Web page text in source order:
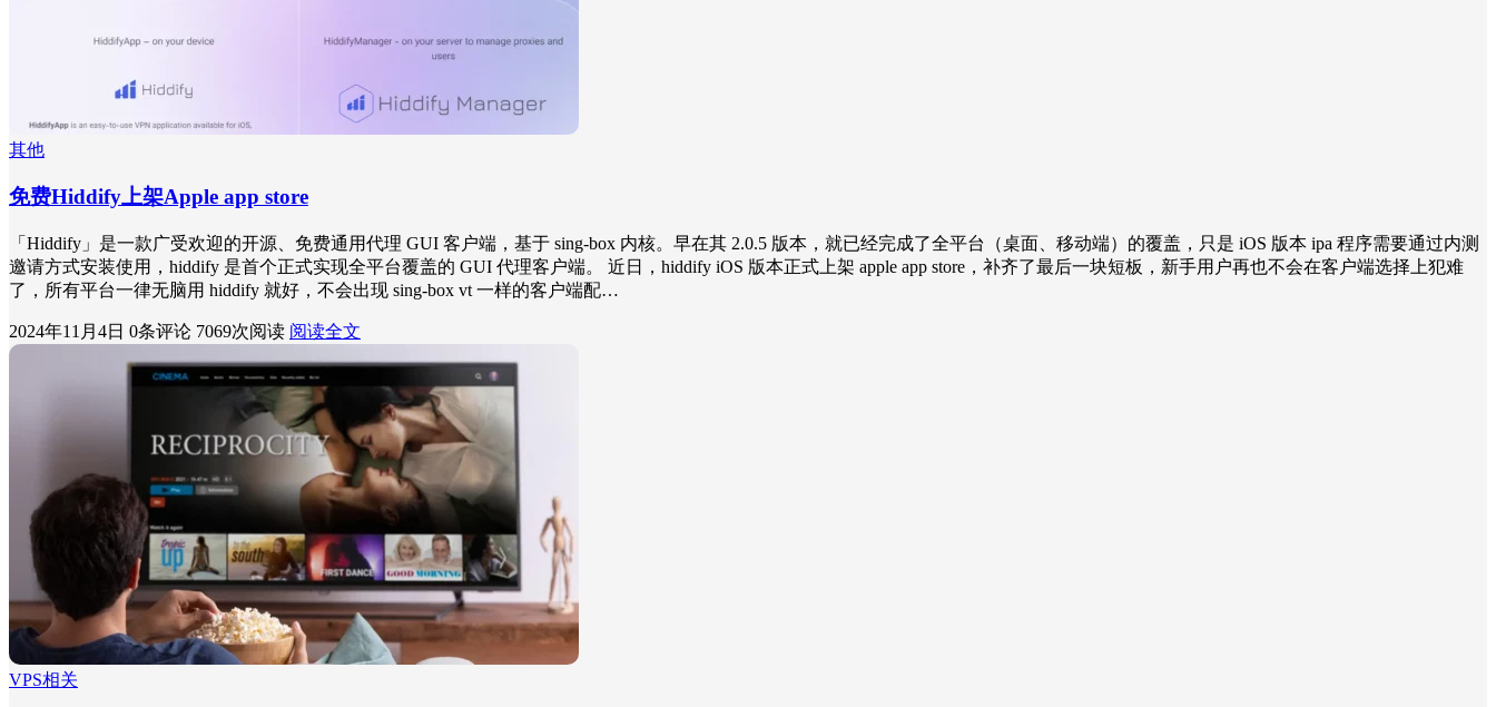
其他
免费Hiddify上架Apple app store
「Hiddify」是一款广受欢迎的开源、免费通用代理 GUI 客户端，基于 sing-box 内核。早在其 2.0.5 版本，就已经完成了全平台（桌面、移动端）的覆盖，只是 iOS 版本 ipa 程序需要通过内测
邀请方式安装使用，hiddify 是首个正式实现全平台覆盖的 GUI 代理客户端。 近日，hiddify iOS 版本正式上架 apple app store，补齐了最后一块短板，新手用户再也不会在客户端选择上犯难
了，所有平台一律无脑用 hiddify 就好，不会出现 sing-box vt 一样的客户端配…
2024年11月4日 0条评论 7069次阅读 阅读全文
VPS相关